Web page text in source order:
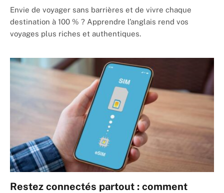
Envie de voyager sans barrières et de vivre chaque
destination à 100 % ? Apprendre l’anglais rend vos
voyages plus riches et authentiques.
Restez connectés partout : comment